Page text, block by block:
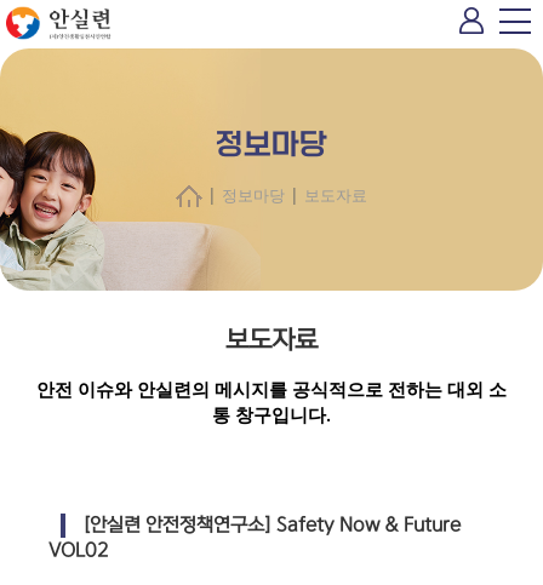
정보마당
| 정보마당 | 보도자료
보도자료
안전 이슈와 안실련의 메시지를 공식적으로 전하는 대외 소
통 창구입니다.
[안실련 안전정책연구소] Safety Now & Future
VOL02